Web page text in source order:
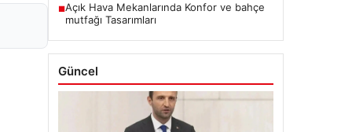
■Açık Hava Mekanlarında Konfor ve bahçe
mutfağı Tasarımları
Güncel